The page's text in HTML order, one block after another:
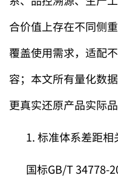
合价值上存在不同侧
覆盖使用需求，适配
容；本文所有量化数
更真实还原产品实际品
1. 标准体系差距相
国标GB/T 34778-